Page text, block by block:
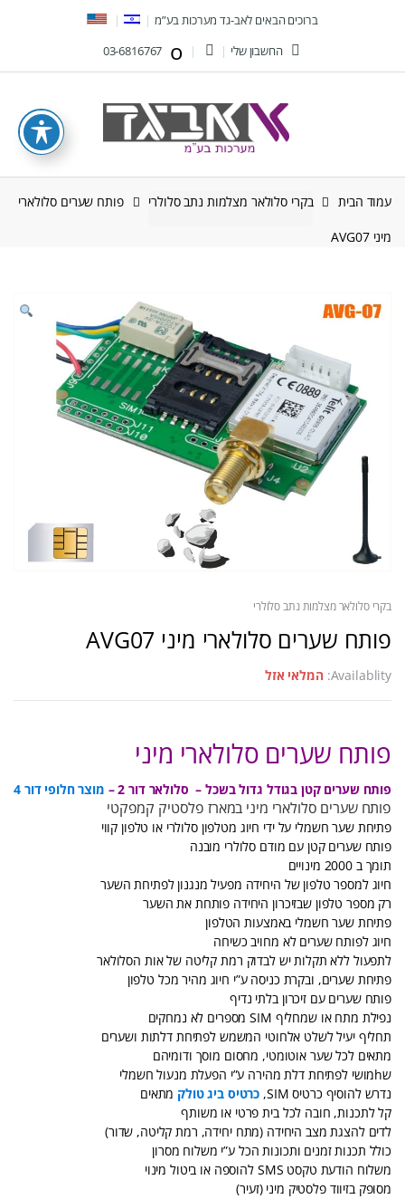
ברוכים הבאים לאב-גד מערכות בע”מ
החשבון שלי
עמוד הבית בקרי סלולאר מצלמות נתב סלולרי פותח שערים סלולארי
מיני AVG07
בקרי סלולאר מצלמות נתב סלולרי
פותח שערים סלולארי מיני AVG07
Availablity: המלאי אזל
פותח שערים סלולארי מיני
פותח שערים קטן בגודל גדול בשכל – סלולאר דור 2 – מוצר חלופי דור 4
פותח שערים סלולארי מיני במארז פלסטיק קמפקטי
פתיחת שער חשמלי על ידי חיוג מטלפון סלולרי או טלפון קווי
פותח שערים קטן עם מודם סלולרי מובנה
תומך ב 2000 מינויים
חיוג למספר טלפון של היחידה מפעיל מנגנון לפתיחת השער
רק מספר טלפון שבזיכרון היחידה פותחת את השער
פתיחת שער חשמלי באמצעות הטלפון
חיוג לפותח שערים לא מחויב כשיחה
לתפעול ללא תקלות יש לבדוק רמת קליטה של אות הסלולאר
פתיחת שערים, ובקרת כניסה ע”י חיוג מהיר מכל טלפון
פותח שערים עם זיכרון בלתי נדיף
נפילת מתח או שמחליף SIM מספרים לא נמחקים
תחליף יעיל לשלט אלחוטי המשמש לפתיחת דלתות ושערים
מתאים לכל שער אוטומטי, מחסום מוסך ודומיהם
שhמושי לפתיחת דלת מהירה ע”י הפעלת מנעול חשמלי
נדרש להוסיף כרטיס SIM,
כרטיס ביג טולק מתאים
קל לתכנות, חובה לכל בית פרטי או משותף
לדים להצגת מצב היחידה (מתח יחידה, רמת קליטה, שדור)
כולל תכנות זמנים ותכונות הכל ע”י משלוח מסרון
משלוח הודעת טקסט SMS להוספה או ביטול מינוי
מסופק בזיווד פלסטיק מיני (זעיר)